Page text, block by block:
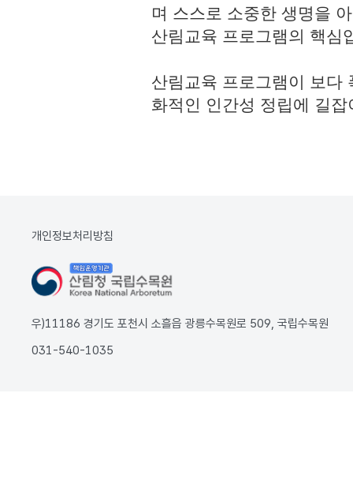
며 스스로 소중한 생명을
산림교육 프로그램의 핵심
산림교육 프로그램이 보다
화적인 인간성 정립에 길
개인정보처리방침
우)11186 경기도 포천시 소흘읍 광릉수목원로 509, 국립수목원
031-540-1035